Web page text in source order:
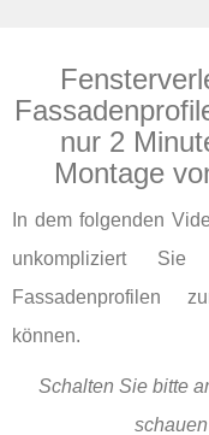
nur 2
Montage
In dem folgenden
unkompliziert
Fassadenprofilen
können.
Schalten Sie bitte